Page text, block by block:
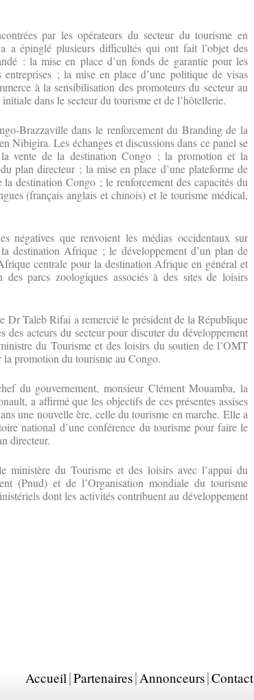
par les opérateurs du secteur du tourisme en
épinglé plusieurs difficultés qui ont fait l’objet des
: la mise en place d’un fonds de garantie pour les
; la mise en place d’une politique de visas
à la sensibilisation des promoteurs du secteur au
dans le secteur du tourisme et de l’hôtellerie.
Brazzaville dans le renforcement du Branding de la
Nibigira. Les échanges et discussions dans ce panel se
vente de la destination Congo ; la promotion et la
plan directeur ; la mise en place d’une plateforme de
destination Congo ; le renforcement des capacités du
(français anglais et chinois) et le tourisme médical,
négatives que renvoient les médias occidentaux sur
destination Afrique ; le développement d’un plan de
centrale pour la destination Afrique en général et
parcs zoologiques associés à des sites de loisirs
Dr Taleb Rifai a remercié le président de la République
acteurs du secteur pour discuter du développement
du Tourisme et des loisirs du soutien de l’OMT
la promotion du tourisme au Congo.
du gouvernement, monsieur Clément Mouamba, la
a affirmé que les objectifs de ces présentes assises
une nouvelle ère, celle du tourisme en marche. Elle a
national d’une conférence du tourisme pour faire le
directeur.
ministère du Tourisme et des loisirs avec l’appui du
(Pnud) et de l’Organisation mondiale du tourisme
dont les activités contribuent au développement
Accueil Partenaires Annonceurs Contact